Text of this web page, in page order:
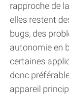
rapproche de
elles restent
bugs, des
autonomie en
certaines
donc
appareil